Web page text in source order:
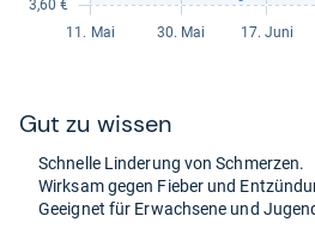
Gut zu wis­sen
Schnelle Lin­de­rung von Schmer­zen.
Wirk­sam gegen Fie­ber und
Geeig­net für Erwach­sene und